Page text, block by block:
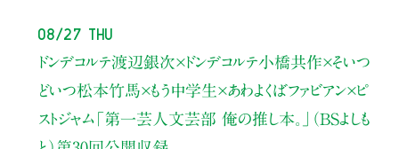
08/27 Thu
ドンデコルテ渡辺銀次×ドンデコルテ小橋共作×そいつ
どいつ松本竹馬×もう中学生×あわよくばファビアン×ピ
ストジャム「第一芸人文芸部 俺の推し本。」（BSよしも